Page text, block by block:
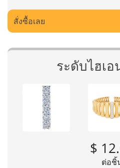
สั่งซื้อเลย
ระดับไฮเ
$
ต่อชิ้